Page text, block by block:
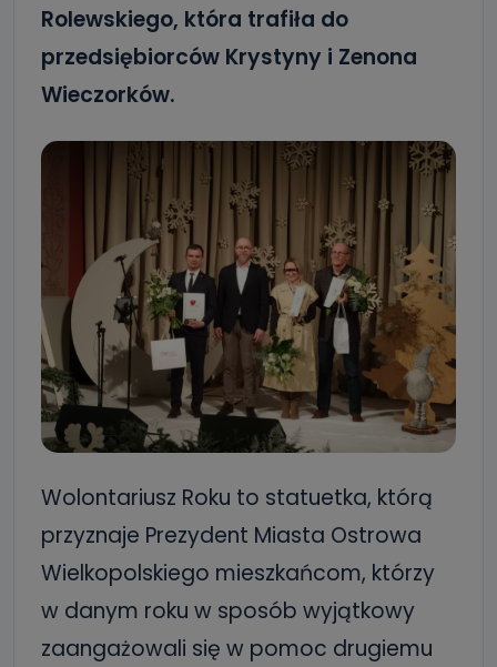
Rolewskiego, która trafiła do
przedsiębiorców Krystyny i Zenona
Wieczorków.
Wolontariusz Roku to statuetka, którą
przyznaje Prezydent Miasta Ostrowa
Wielkopolskiego mieszkańcom, którzy
w danym roku w sposób wyjątkowy
zaangażowali się w pomoc drugiemu